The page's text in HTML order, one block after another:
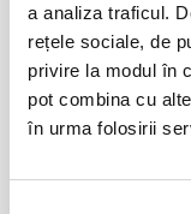
a analiza traficul.
rețele sociale, de
privire la modul în
pot combina cu
în urma folosirii